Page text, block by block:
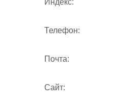
Телефон:
Почта:
Cайт: